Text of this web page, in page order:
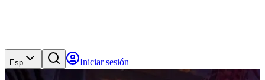
Esp Iniciar sesión